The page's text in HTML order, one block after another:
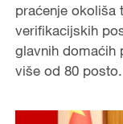
praćenje okoliša
verifikacijskih
glavnih domaćih
više od 80 posto.